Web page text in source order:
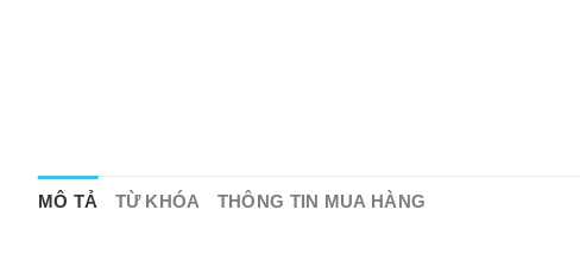
MÔ TẢ TỪ KHÓA THÔNG TIN MUA HÀNG